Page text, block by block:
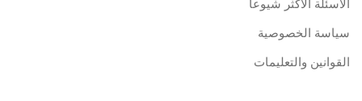
الأسئلة الأكثر شيوعا
سياسة الخصوصية
القوانين والتعليمات